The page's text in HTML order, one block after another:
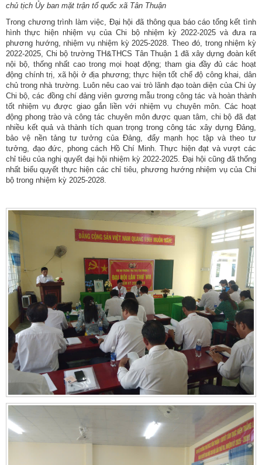
chủ tịch Ủy ban mặt trận tổ quốc xã Tân Thuận
Trong chương trình làm việc, Đại hội đã thông qua báo cáo tổng kết tình
hình thực hiện nhiệm vụ của Chi bộ nhiệm kỳ 2022-2025 và đưa ra
phương hướng, nhiệm vụ nhiệm kỳ 2025-2028. Theo đó, trong nhiệm kỳ
2022-2025, Chi bộ trường TH&THCS Tân Thuận 1 đã xây dựng đoàn kết
nội bộ, thống nhất cao trong mọi hoạt động; tham gia đầy đủ các hoạt
động chính trị, xã hội ở địa phương; thực hiện tốt chế độ công khai, dân
chủ trong nhà trường. Luôn nêu cao vai trò lãnh đạo toàn diện của Chi ủy
Chi bộ, các đồng chí đảng viên gương mẫu trong công tác và hoàn thành
tốt nhiệm vụ được giao gắn liền với nhiệm vụ chuyên môn. Các hoạt
động phong trào và công tác chuyên môn được quan tâm, chi bộ đã đạt
nhiều kết quả và thành tích quan trọng trong công tác xây dựng Đảng,
bảo vệ nền tảng tư tưởng của Đảng, đẩy mạnh học tập và theo tư
tưởng, đạo đức, phong cách Hồ Chí Minh. Thực hiện đạt và vượt các
chỉ tiêu của nghị quyết đại hội nhiệm kỳ 2022-2025. Đại hội cũng đã thống
nhất biểu quyết thực hiện các chỉ tiêu, phương hướng nhiệm vụ của Chi
bộ trong nhiệm kỳ 2025-2028.